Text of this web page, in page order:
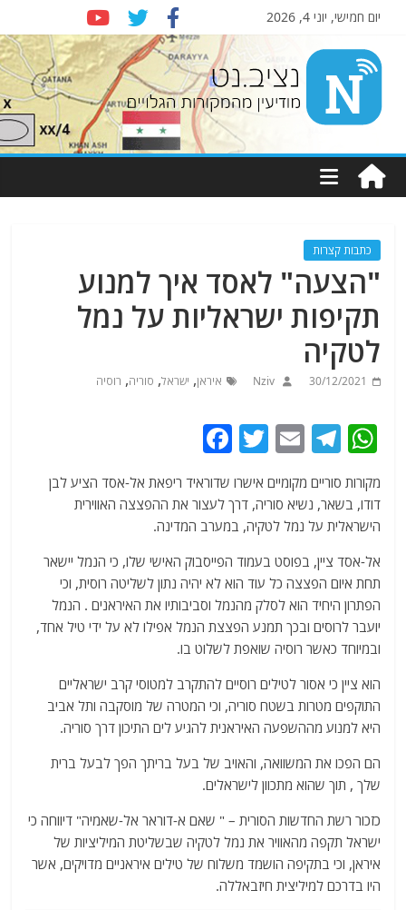
יום חמישי, יוני 4, 2026
Nziv.net
מודיעין
מהמקורות
כתבות קצרות
"הצעה" לאסד איך למנוע
תקיפות ישראליות על נמל
לטקיה
30/12/2021
Nziv איראן, ישראל, סוריה, רוסיה
W
at
s
A
p
p
T
e
g
ra
m
E
ai
l
T
itt
er
c
e
b
o
o
k
מקורות סוריים מקומיים אישרו שדוראיד ריפאת אל-אסד הציע לבן
דודו, בשאר, נשיא סוריה, דרך לעצור את ההפצצה האווירית
הישראלית על נמל לטקיה, במערב המדינה.
אל-אסד ציין, בפוסט בעמוד הפייסבוק האישי שלו, כי הנמל יישאר
תחת איום הפצצה כל עוד הוא לא יהיה נתון לשליטה רוסית, וכי
הפתרון היחיד הוא לסלק מהנמל וסביבותיו את האיראנים . הנמל
יועבר לרוסים ובכך תמנע הפצצת הנמל אפילו לא על ידי טיל אחד,
ובמיוחד כאשר רוסיה שואפת לשלוט בו.
הוא ציין כי אסור לטילים רוסיים להתקרב למטוסי קרב ישראליים
התוקפים מטרות בשטח סוריה, וכי המטרה של מוסקבה ותל אביב
היא למנוע מההשפעה האיראנית להגיע לים התיכון דרך סוריה.
הם הפכו את המשוואה, והאויב של בעל בריתך הפך לבעל ברית
שלך , תוך שהוא מתכוון לישראלים.
כזכור רשת החדשות הסורית – " שאם א-דוראר אל-שאמיה" דיווחה כי
ישראל תקפה מהאוויר את נמל לטקיה שבשליטת המיליציות של
איראן, וכי בתקיפה הושמד משלוח של טילים איראניים מדויקים, אשר
היו בדרכם למיליצית חיזבאללה.